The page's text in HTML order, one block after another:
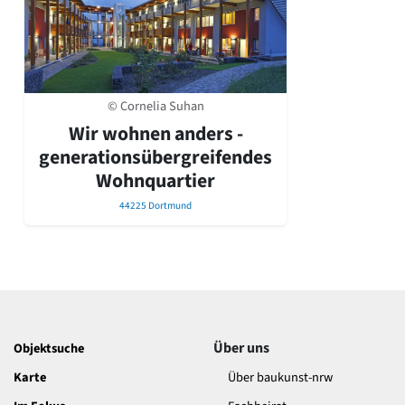
David Chipperfield
Harald Deilmann
Gottfried Böhm
Schneider von Esleben
Peter Behrens
Auszeichnung vorbildlicher Bauten NRW 2020
Big Beautiful Buildings (Großbauten der Nachkriegszeit)
Epochen
Gesamtübersicht...
Klassizismus
Barock
Renaissance
Gotik
© Cornelia Suhan
Wir wohnen anders -
generationsübergreifendes
Wohnquartier
44225 Dortmund
Objektsuche
Karte
Über uns
Über baukunst-nrw